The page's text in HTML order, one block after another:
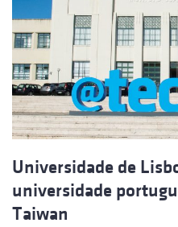
Universidade de
universidade
Taiwan